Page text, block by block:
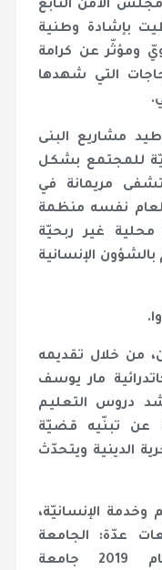
مجلس الأمن التابع
بإشادة وطنية
ومؤثّر عن كرامة
التي شهدها
مشاريع البنى
للمجتمع بشكل
مريمانة في
في العام نفسه منظمة
محلية غير ربحيّة
الإنسانية
من خلال تقديمه
مار يوسف
دروس التعليم
عن تبنّيه قضيّة
الدينية ويتحدّث
الإنسانيّة،
عدّة: الجامعة
الكاثوليكية في أستراليا عام 2019 جامعة